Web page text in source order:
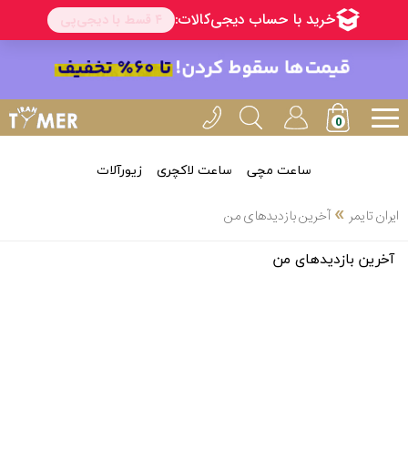
ساعت مچی ساعت لاکچری زیورآلات
ایران تایمر » آخرین بازدیدهای من
آخرین بازدیدهای من